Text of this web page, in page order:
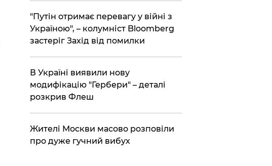
"Путін отримає перевагу у війні з
Україною", – колумніст Bloomberg
застеріг Захід від помилки
В Україні виявили нову
модифікацію "Гербери" – деталі
розкрив Флеш
Жителі Москви масово розповіли
про дуже гучний вибух